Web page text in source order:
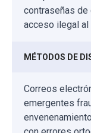
contraseñas de
acceso ilegal al
MÉTODOS DE
Correos
emergentes